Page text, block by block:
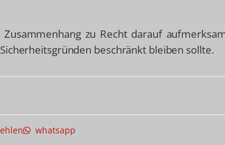
zu Recht darauf
beschränkt bleiben sollte.
whatsapp